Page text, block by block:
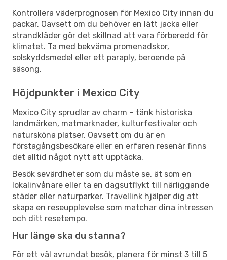
Kontrollera väderprognosen för Mexico City innan du
packar. Oavsett om du behöver en lätt jacka eller
strandkläder gör det skillnad att vara förberedd för
klimatet. Ta med bekväma promenadskor,
solskyddsmedel eller ett paraply, beroende på
säsong.
Höjdpunkter i Mexico City
Mexico City sprudlar av charm – tänk historiska
landmärken, matmarknader, kulturfestivaler och
natursköna platser. Oavsett om du är en
förstagångsbesökare eller en erfaren resenär finns
det alltid något nytt att upptäcka.
Besök sevärdheter som du måste se, ät som en
lokalinvånare eller ta en dagsutflykt till närliggande
städer eller naturparker. Travellink hjälper dig att
skapa en reseupplevelse som matchar dina intressen
och ditt resetempo.
Hur länge ska du stanna?
För ett väl avrundat besök, planera för minst 3 till 5